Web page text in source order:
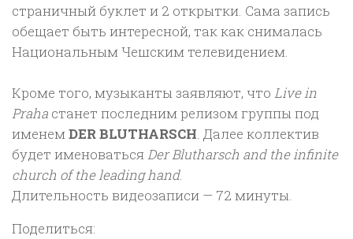
страничный буклет и 2 открытки. Сама запись
обещает быть интересной, так как снималась
Национальным Чешским телевидением.
Кроме того, музыканты заявляют, что Live in
Praha станет последним релизом группы под
именемDER BLUTHARSCH. Далее коллектив
будет именоватьсяDer Blutharsch and the infinite
church of the leading hand.
Длительность видеозаписи — 72 минуты.
Поделиться: